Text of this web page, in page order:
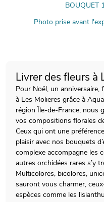
BOUQUET
Photo prise avant
Livrer des fleurs à
Pour Noël, un
à Les Molieres grâce à
région Île-de-France, nous
vos compositions florales
Ceux qui ont une
plaisir avec nos bouquets
complexe accompagne les
autres orchidées rares s’y
Multicolores, bicolores,
sauront vous charmer,
espèces comme les